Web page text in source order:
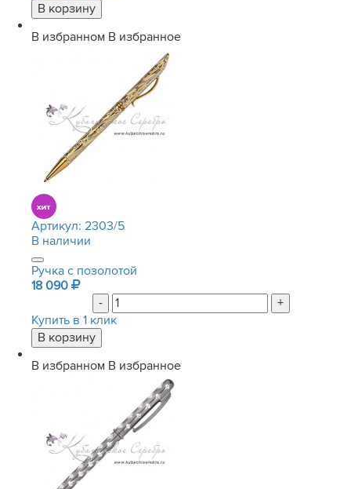
В избранном В избранное
Артикул: 2303/5
В наличии
Ручка с позолотой
18 090
-
+
Купить в 1 клик
В избранном В избранное